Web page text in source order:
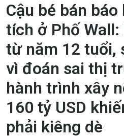
Cậu bé bán
tích ở Phố
từ năm 12 tuổi,
vì đoán sai thị
hành trình xây
160 tỷ USD
phải kiêng dè